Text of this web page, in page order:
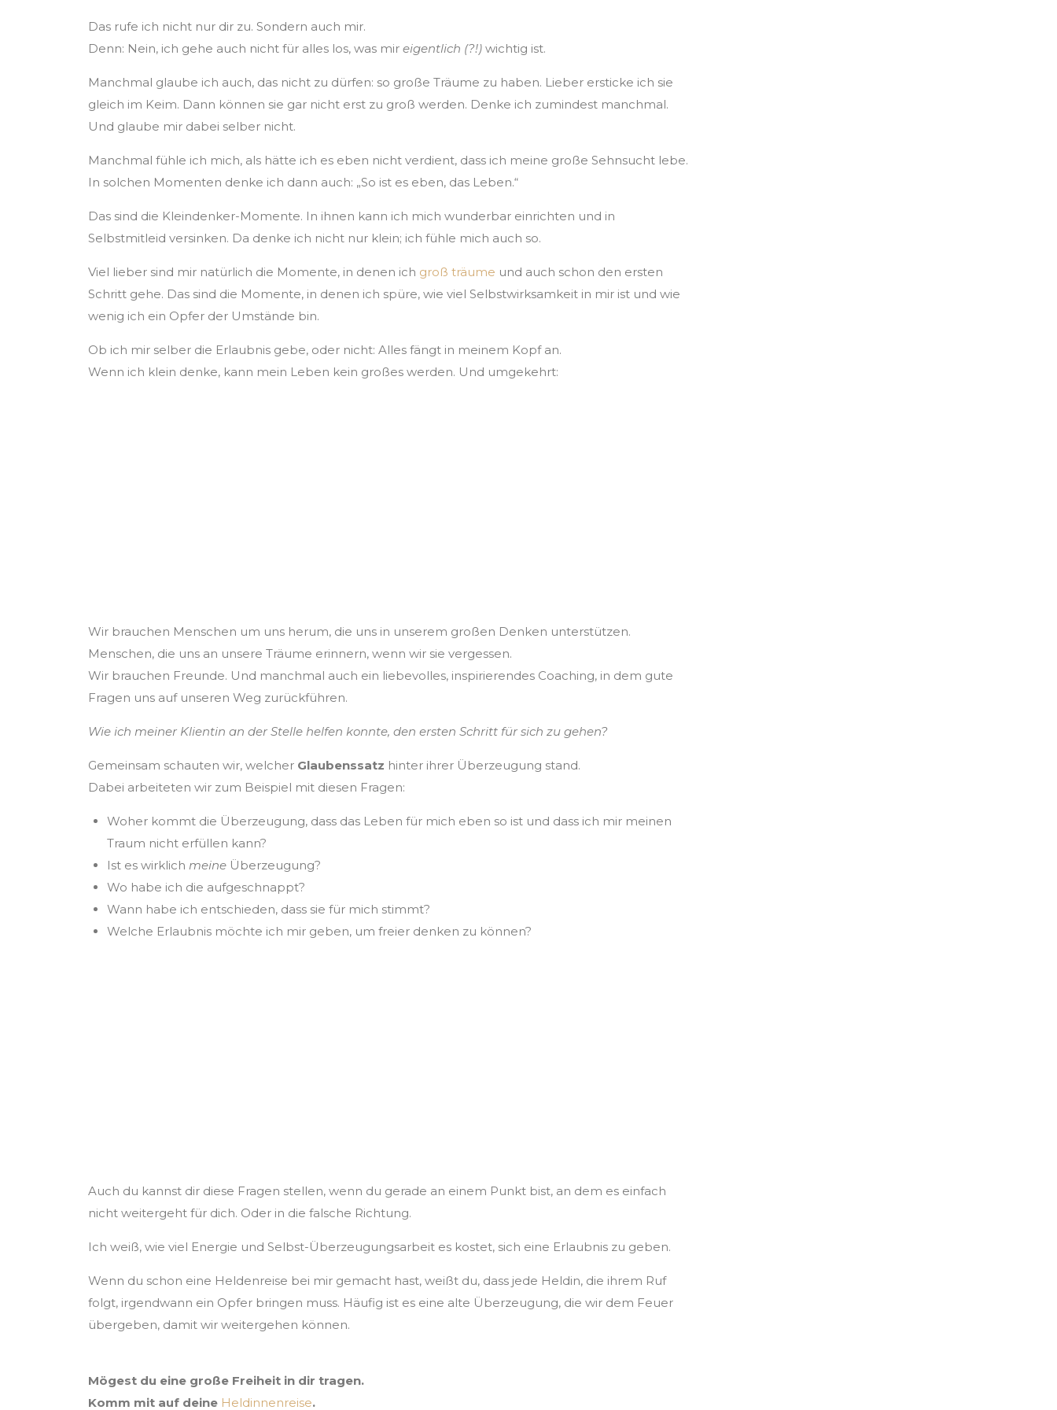
Das rufe ich nicht nur dir zu. Sondern auch mir.
Denn: Nein, ich gehe auch nicht für alles los, was mir eigentlich (?!) wichtig ist.
Manchmal glaube ich auch, das nicht zu dürfen: so große Träume zu haben. Lieber ersticke ich sie
gleich im Keim. Dann können sie gar nicht erst zu groß werden. Denke ich zumindest manchmal.
Und glaube mir dabei selber nicht.
Manchmal fühle ich mich, als hätte ich es eben nicht verdient, dass ich meine große Sehnsucht lebe.
In solchen Momenten denke ich dann auch: „So ist es eben, das Leben.“
Das sind die Kleindenker-Momente. In ihnen kann ich mich wunderbar einrichten und in
Selbstmitleid versinken. Da denke ich nicht nur klein; ich fühle mich auch so.
Viel lieber sind mir natürlich die Momente, in denen ich groß träume und auch schon den ersten
Schritt gehe. Das sind die Momente, in denen ich spüre, wie viel Selbstwirksamkeit in mir ist und wie
wenig ich ein Opfer der Umstände bin.
Ob ich mir selber die Erlaubnis gebe, oder nicht: Alles fängt in meinem Kopf an.
Wenn ich klein denke, kann mein Leben kein großes werden. Und umgekehrt:
Wir brauchen Menschen um uns herum, die uns in unserem großen Denken unterstützen.
Menschen, die uns an unsere Träume erinnern, wenn wir sie vergessen.
Wir brauchen Freunde. Und manchmal auch ein liebevolles, inspirierendes Coaching, in dem gute
Fragen uns auf unseren Weg zurückführen.
Wie ich meiner Klientin an der Stelle helfen konnte, den ersten Schritt für sich zu gehen?
Gemeinsam schauten wir, welcher Glaubenssatz hinter ihrer Überzeugung stand.
Dabei arbeiteten wir zum Beispiel mit diesen Fragen:
Woher kommt die Überzeugung, dass das Leben für mich eben so ist und dass ich mir meinen
Traum nicht erfüllen kann?
Ist es wirklich meine Überzeugung?
Wo habe ich die aufgeschnappt?
Wann habe ich entschieden, dass sie für mich stimmt?
Welche Erlaubnis möchte ich mir geben, um freier denken zu können?
Auch du kannst dir diese Fragen stellen, wenn du gerade an einem Punkt bist, an dem es einfach
nicht weitergeht für dich. Oder in die falsche Richtung.
Ich weiß, wie viel Energie und Selbst-Überzeugungsarbeit es kostet, sich eine Erlaubnis zu geben.
Wenn du schon eine Heldenreise bei mir gemacht hast, weißt du, dass jede Heldin, die ihrem Ruf
folgt, irgendwann ein Opfer bringen muss. Häufig ist es eine alte Überzeugung, die wir dem Feuer
übergeben, damit wir weitergehen können.
Mögest du eine große Freiheit in dir tragen.
Komm mit auf deine Heldinnenreise.